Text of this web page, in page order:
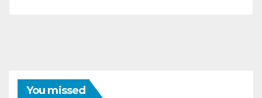
You missed